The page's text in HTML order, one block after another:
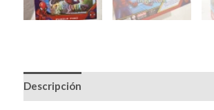
Descripción